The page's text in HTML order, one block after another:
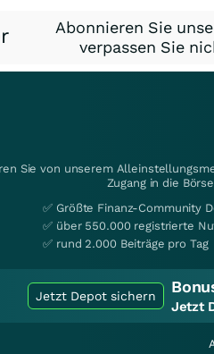
Abonnieren Sie
verpassen Sie
Sie von unserem
Zugang in die
✅ Größte Finanz-Community
✅ über 550.000 registrierte
✅ rund 2.000 Beiträge pro Tag
Jetzt Depot sichern
Jetzt